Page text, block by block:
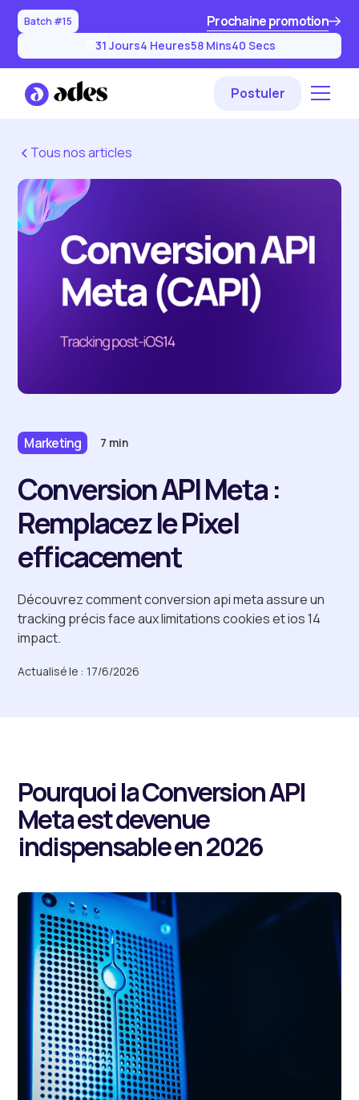
Batch #15 Prochaine promotion
31 Jours4 Heures58 Mins39 Secs
Postuler
Tous nos articles
Marketing 7 min
Conversion API Meta :
Remplacez le Pixel
efficacement
Découvrez comment conversion api meta assure un
tracking précis face aux limitations cookies et ios 14
impact.
Actualisé le : 17/6/2026
Pourquoi la Conversion API
Meta est devenue
indispensable en 2026